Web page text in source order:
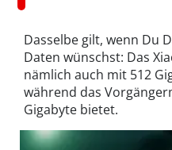
Dasselbe gilt, wenn Du
Daten wünschst: Das
nämlich auch mit 512
während das
Gigabyte bietet.